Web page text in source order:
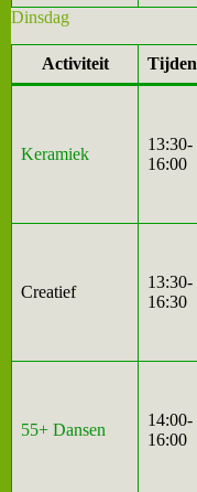
Dinsdag
Activiteit Tijden
Keramiek
13:30-
16:00
Creatief
13:30-
16:30
55+ Dansen
14:00-
16:00